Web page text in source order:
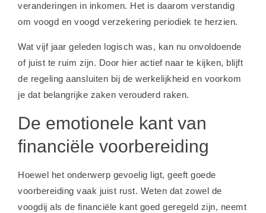
veranderingen in inkomen. Het is daarom verstandig
om voogd en voogd verzekering periodiek te herzien.
Wat vijf jaar geleden logisch was, kan nu onvoldoende
of juist te ruim zijn. Door hier actief naar te kijken, blijft
de regeling aansluiten bij de werkelijkheid en voorkom
je dat belangrijke zaken verouderd raken.
De emotionele kant van
financiële voorbereiding
Hoewel het onderwerp gevoelig ligt, geeft goede
voorbereiding vaak juist rust. Weten dat zowel de
voogdij als de financiële kant goed geregeld zijn, neemt